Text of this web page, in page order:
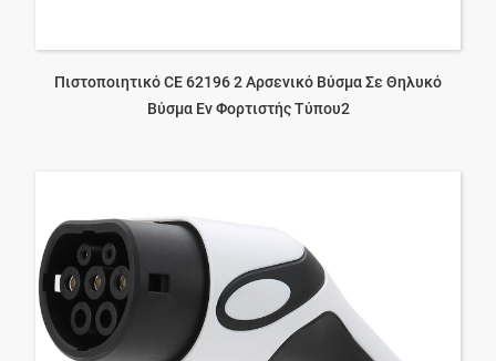
Πιστοποιητικό CE 62196 2 Αρσενικό Βύσμα Σε Θηλυκό
Βύσμα Ev Φορτιστής Τύπου2